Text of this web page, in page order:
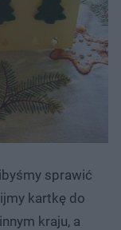
sprawić
kartkę do
kraju, a